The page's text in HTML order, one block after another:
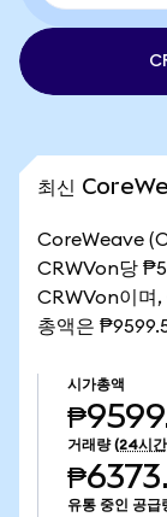
최신
CoreWeave
CRWVon당
CRWVon이며
총액은
시가총액
거래량 (24시
유통 중인 공급